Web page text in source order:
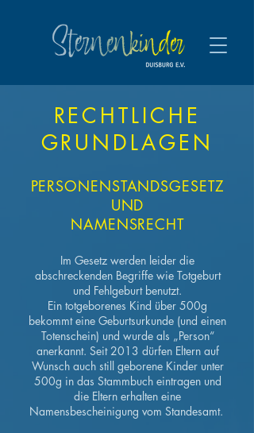
RECHTLICHE
GRUNDLAGEN
PERSONENSTANDSGESETZ
UND
NAMENSRECHT
Im Gesetz werden leider die
abschreckenden Begriffe wie Totgeburt
und Fehlgeburt benutzt.
Ein totgeborenes Kind über 500g
bekommt eine Geburtsurkunde (und einen
Totenschein) und wurde als „Person“
anerkannt. Seit 2013 dürfen Eltern auf
Wunsch auch still geborene Kinder unter
500g in das Stammbuch eintragen und
die Eltern erhalten eine
Namensbescheinigung vom Standesamt.